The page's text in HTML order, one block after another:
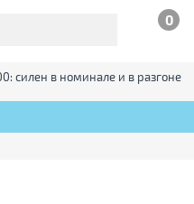
0
силен в номинале и в разгоне